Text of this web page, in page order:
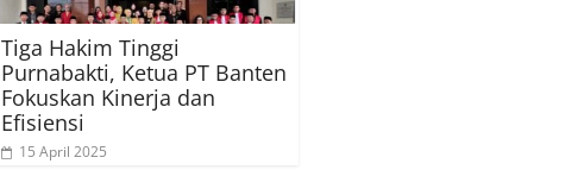
Tiga Hakim Tinggi
Purnabakti, Ketua PT Banten
Fokuskan Kinerja dan
Efisiensi
15 April 2025